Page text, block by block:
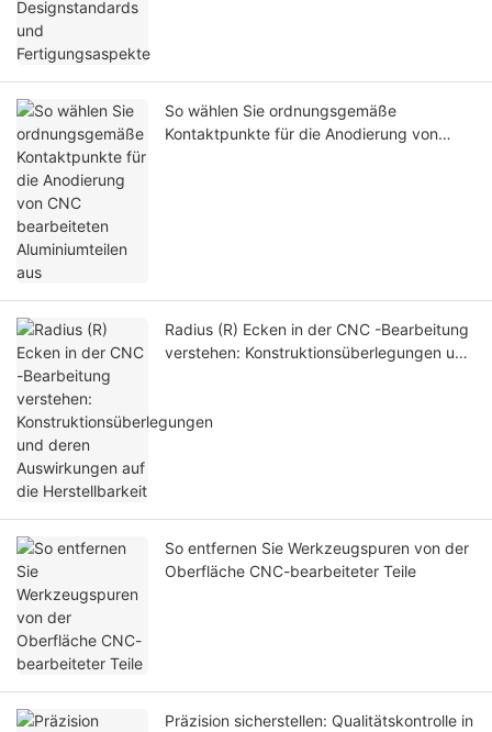
So wählen Sie ordnungsgemäße
Kontaktpunkte für die Anodierung von
Radius (R) Ecken in der CNC -Bearbeitung
verstehen: Konstruktionsüberlegungen und
So entfernen Sie Werkzeugspuren von der
Oberfläche CNC-bearbeiteter Teile
Präzision sicherstellen: Qualitätskontrolle in